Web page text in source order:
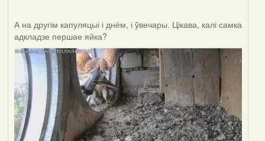
А на другім капуляцыі і днём, і ўвечары. Цікава, калі самка
адкладзе першае яйка?